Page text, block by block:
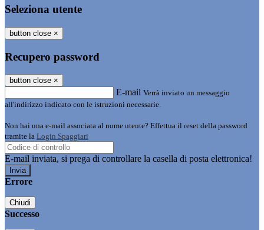
Seleziona utente
button close ×
Recupero password
button close ×
E-mail Verrà inviato un messaggio
all'indirizzo indicato con le istruzioni necessarie.
Non hai una e-mail associata al nome utente? Effettua il reset della password
tramite la Login Spaggiari
E-mail inviata, si prega di controllare la casella di posta elettronica!
Errore
Chiudi
Successo